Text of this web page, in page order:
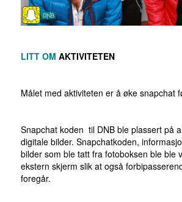
LITT OM AKTIVITETEN
Målet med aktiviteten er å øke snapchat
Snapchat koden til DNB ble plassert på
digitale bilder. Snapchatkoden,
bilder som ble tatt fra fotoboksen ble ble
ekstern skjerm slik at også
foregår.